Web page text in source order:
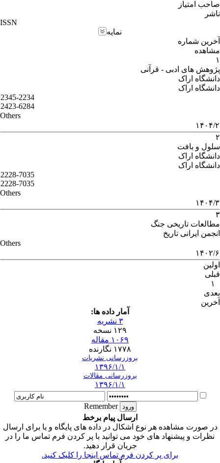
صاحب امتیاز
ناشر
ISSN
نمایه
آخرین شماره
مشاهده
۱
پژوهش های ادبی - قرآنی
دانشگاه اراک
دانشگاه اراک
2345-2234
2423-6284
Others
۱۴۰۴/۲
۲
سلول و بافت
دانشگاه اراک
دانشگاه اراک
2228-7035
2228-7035
Others
۱۴۰۴/۳
۳
مطالعات تاریخی جنگ
انجمن ایرانی تاریخ
Others
۱۴۰۲/۶
اولین
قبلی
۱
بعدی
آخرین
آمار داده ها:
۳ نشریه
۱۲۹ نسخه
۱۰۶۹ مقاله
۱۷۷۸ نگارنده
بروزرسانی نشریات
۱۳۹۶/۱/۱
بروزرسانی مقالات
۱۳۹۶/۱/۱
Remember
ارسال پیام برخط
در صورت مشاهده هر نوع اشکال در داده های پایگاه و یا برای ارسال
نظرات و پیشنهاد های خود می توانید با پر کردن فرم تماس ما را در
جریان قرار دهید.
برای پر کردن فرم تماس اینجا را کلیک کنید.